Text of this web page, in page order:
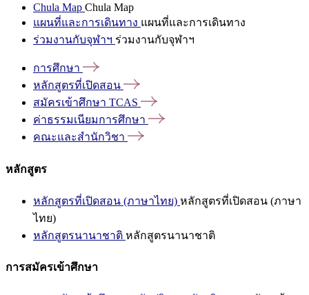
Chula Map Chula Map
แผนที่และการเดินทาง แผนที่และการเดินทาง
ร่วมงานกับจุฬาฯ ร่วมงานกับจุฬาฯ
การศึกษา
หลักสูตรที่เปิดสอน
สมัครเข้าศึกษา TCAS
ค่าธรรมเนียมการศึกษา
คณะและสำนักวิชา
หลักสูตร
หลักสูตรที่เปิดสอน (ภาษาไทย) หลักสูตรที่เปิดสอน (ภาษา
ไทย)
หลักสูตรนานาชาติ หลักสูตรนานาชาติ
การสมัครเข้าศึกษา